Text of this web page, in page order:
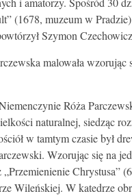
(1678, muzeum w
Szymon
malowała
Róża
naturalnej, siedząc
w tamtym czasie był
Wzorując się na
Chrystusa”
Wileńskiej. W katedrze